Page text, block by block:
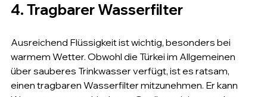
4. Tragbarer Wasserfilter
Ausreichend Flüssigkeit ist wichtig, besonders bei
warmem Wetter. Obwohl die Türkei im Allgemeinen
über sauberes Trinkwasser verfügt, ist es ratsam,
einen tragbaren Wasserfilter mitzunehmen. Er kann